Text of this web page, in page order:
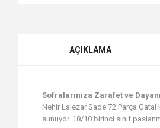
AÇIKLAMA
Sofralarınıza Zarafet ve
Nehir Lalezar Sade 72 Parça Çatal
sunuyor. 18/10 birinci sınıf